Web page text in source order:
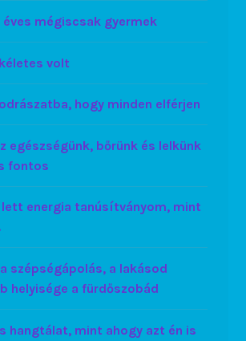
éves mégiscsak gyermek
volt
hogy minden elférjen
egészségünk, bőrünk és lelkünk
fontos
lett energia tanúsítványom, mint
szépségápolás, a lakásod
helyisége a fürdőszobád
hangtálat, mint ahogy azt én is